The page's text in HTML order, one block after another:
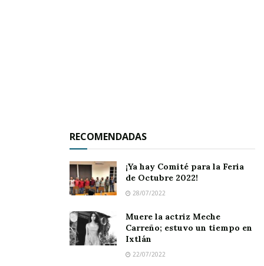
RECOMENDADAS
¡Ya hay Comité para la Feria
de Octubre 2022!
28/07/2022
Muere la actriz Meche
Carreño; estuvo un tiempo en
Ixtlán
22/07/2022